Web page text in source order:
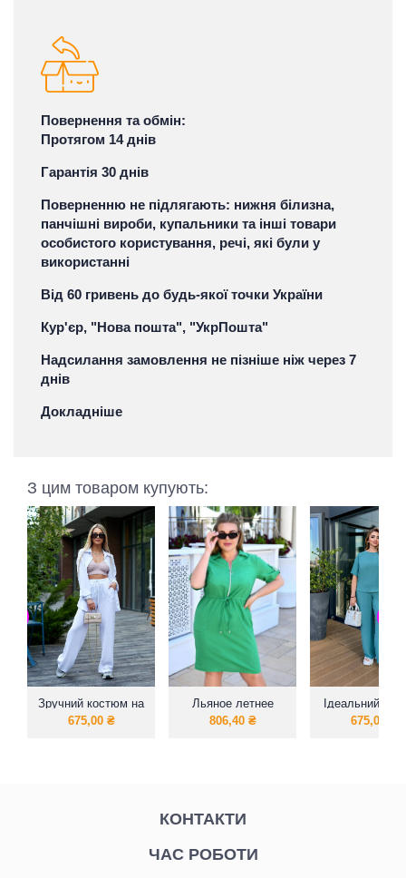
Повернення та обмін:
Протягом 14 днів
Гарантія 30 днів
Поверненню не підлягають: нижня білизна,
панчішні вироби, купальники та інші товари
особистого користування, речі, які були у
використанні
Від 60 гривень до будь-якої точки України
Кур'єр, "Нова пошта", "УкрПошта"
Надсилання замовлення не пізніше ніж через 7
днів
Докладніше
З цим товаром купують:
Зручний костюм на
будь яку подію
675,00 ₴
Льяное летнее
платье 50 размер
806,40 ₴
Ідеальний
костюм
675,00
КОНТАКТИ
ЧАС РОБОТИ